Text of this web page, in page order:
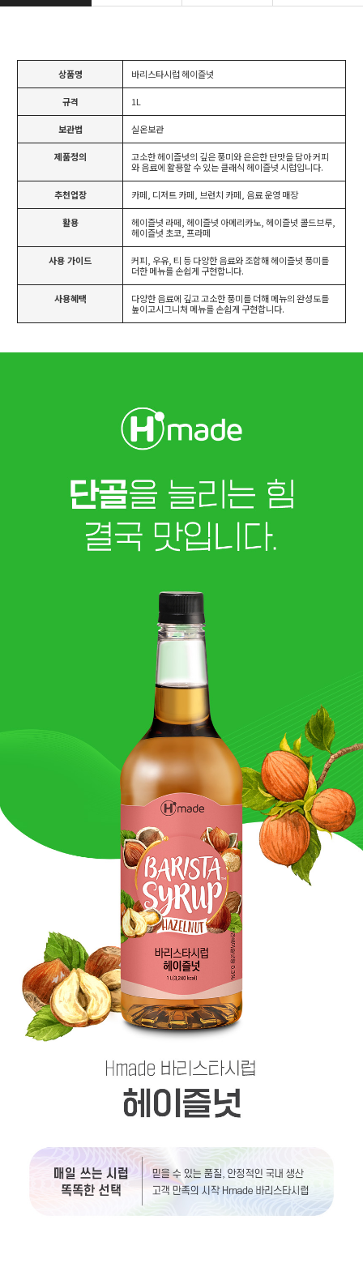
상품명 바리스타시럽 헤이즐넛
규격 1L
보관법 실온보관
제품정의
고소한 헤이즐넛의 깊은 풍미와 은은한 단맛을 담아 커피
와 음료에 활용할 수 있는 클래식 헤이즐넛 시럽입니다.
추천업장 카페, 디저트 카페, 브런치 카페, 음료 운영 매장
활용
헤이즐넛 라떼, 헤이즐넛 아메리카노, 헤이즐넛 콜드브루,
헤이즐넛 초코, 프라페
사용 가이드
커피, 우유, 티 등 다양한 음료와 조합해 헤이즐넛 풍미를
더한 메뉴를 손쉽게 구현합니다.
사용혜택
다양한 음료에 깊고 고소한 풍미를 더해 메뉴의 완성도를
높이고시그니처 메뉴를 손쉽게 구현합니다.